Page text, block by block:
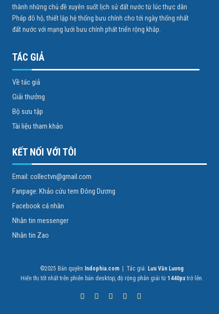
thành những chủ đề xuyên suốt lịch sử đất nước từ lúc thực dân
Pháp đô hộ, thiết lập hệ thống bưu chính cho tới ngày thống nhất
đất nước với mạng lưới bưu chính phát triển rộng khắp.
TÁC GIẢ
Về tác giả
Giải thưởng
Bộ sưu tập
Tài liệu tham khảo
KẾT NỐI VỚI TÔI
Email: collectvn@gmail.com
Fanpage: Khảo cứu tem Đông Dương
Facebook cá nhân
Nhắn tin messenger
Nhắn tin Zao
©2025 Bản quyền Indophia.com | Tác giả: Lưu Văn Lương
Hiển thị tốt nhất trên phiên bản desktop, độ rộng phân giải từ 1440px trở lên.